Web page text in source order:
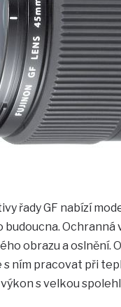
řady GF nabízí
budoucna.
obrazu a
ním pracovat při
s velkou